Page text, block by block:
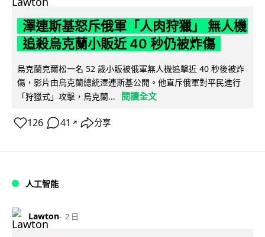
澤連斯基怒斥俄軍「人肉狩獵」 無人機
追殺烏克蘭小販近 40 秒仍被炸傷
烏克蘭克爾松一名 52 歲小販被俄軍無人機追擊近 40 秒後被炸
傷，影片由烏克蘭總統澤連斯基公開。他直斥俄軍對平民進行
「狩獵式」攻擊，烏克蘭...
閱讀全文
126 41 ↗ 分享
人工智能
Lawton 2 日